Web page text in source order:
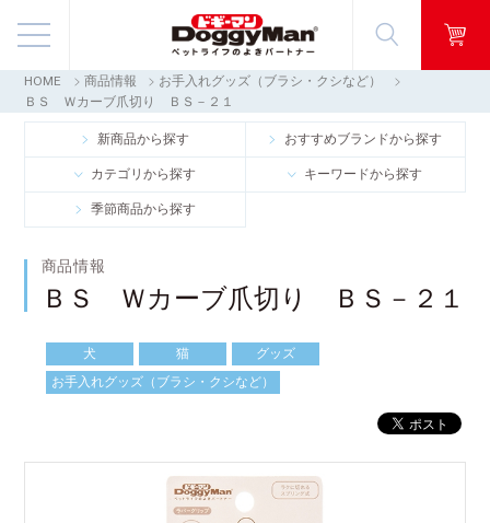
商品情報
映像ギャラリー
知る・楽しむ
お客様窓口・Q＆A
採用情報
HOME 商品情報
お手入れグッズ（ブラシ・クシなど）
ＢＳ Ｗカーブ爪切り ＢＳ－２１
新商品から探す おすすめブランドから探す
カテゴリから探す キーワードから探す
季節商品から探す
商品情報
ＢＳ Ｗカーブ爪切り ＢＳ－２１
犬 猫
グッズ
お手入れグッズ（ブラシ・クシなど）